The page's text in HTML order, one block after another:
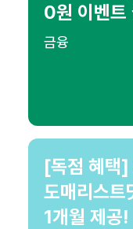
0원 이벤트
금융
[독점 혜택
도매리스트
1개월 제공!